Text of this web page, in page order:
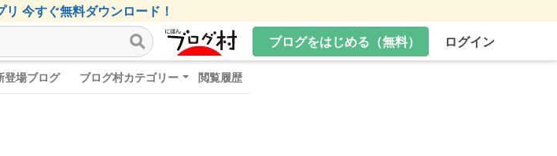
今すぐ無料ダウンロード！
ブログをはじめる（無料）
ログイン
登場ブログ ブログ村カテゴリー 閲覧履歴